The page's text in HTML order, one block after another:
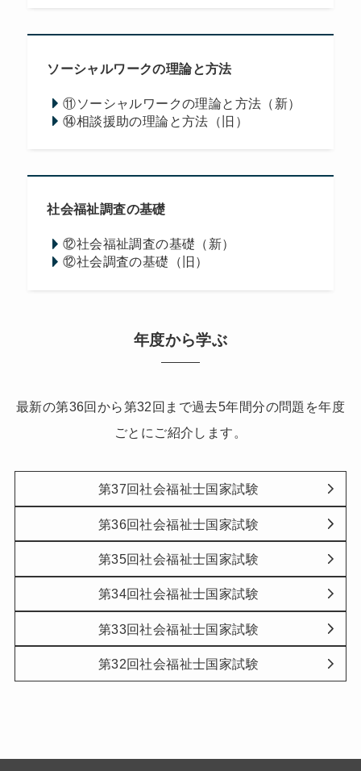
ソーシャルワークの理論と方法
⑪ソーシャルワークの理論と方法（新）
⑭相談援助の理論と方法（旧）
社会福祉調査の基礎
⑫社会福祉調査の基礎（新）
⑫社会調査の基礎（旧）
年度から学ぶ
最新の第36回から第32回まで過去5年間分の問題を年度
ごとにご紹介します。
第37回社会福祉士国家試験
第36回社会福祉士国家試験
第35回社会福祉士国家試験
第34回社会福祉士国家試験
第33回社会福祉士国家試験
第32回社会福祉士国家試験